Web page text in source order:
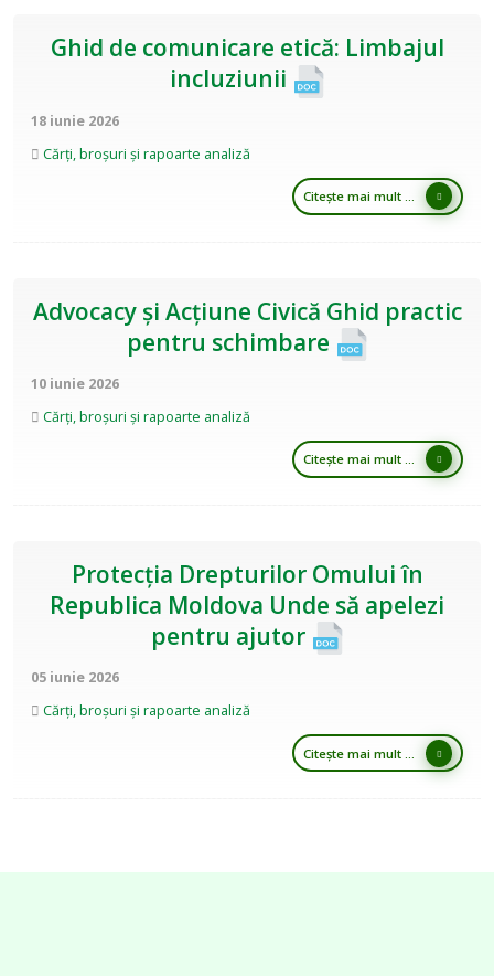
Ghid de comunicare etică: Limbajul
incluziunii
18 iunie 2026
Cărți, broșuri și rapoarte analiză
Citește mai mult ...
Advocacy și Acțiune Civică Ghid practic
pentru schimbare
10 iunie 2026
Cărți, broșuri și rapoarte analiză
Citește mai mult ...
Protecția Drepturilor Omului în
Republica Moldova Unde să apelezi
pentru ajutor
05 iunie 2026
Cărți, broșuri și rapoarte analiză
Citește mai mult ...